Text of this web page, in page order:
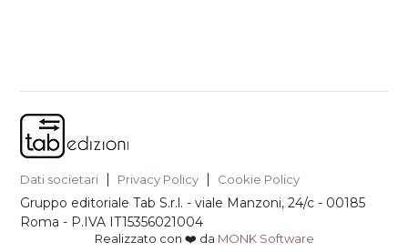
Dati societari Privacy Policy Cookie Policy
Gruppo editoriale Tab S.r.l. -viale Manzoni, 24/c - 00185
Roma - P.IVA IT15356021004
Realizzato con ❤️ da MONK Software